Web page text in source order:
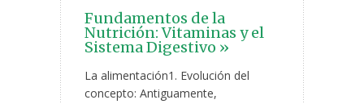
Fundamentos de la
Nutrición: Vitaminas y el
Sistema Digestivo »
La alimentación1. Evolución del
concepto: Antiguamente,